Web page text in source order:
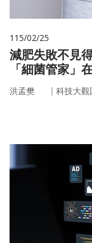
115/02/25
減肥失敗不見
「細菌管家」
洪孟樊 ｜ 科技大觀